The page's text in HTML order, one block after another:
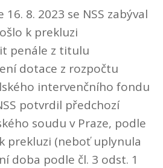
8. 2023 se NSS zabýval
k prekluzi
penále z titulu
dotace z rozpočtu
intervenčního fondu
potvrdil předchozí
soudu v Praze, podle
prekluzi (neboť uplynula
doba podle čl. 3 odst. 1